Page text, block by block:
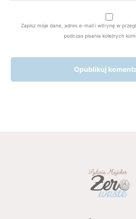
Zapisz moje dane, adres e-mail i witrynę w
podczas pisania kolejnych